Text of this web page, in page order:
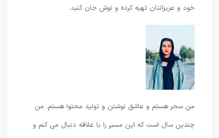
خود و عزیزانتان تهیه کرده و نوش جان کنید.
من سحر هستم و عاشق نوشتن و تولید محتوا هستم. من
چندین سال است که این مسیر را با علاقه دنبال می کنم و